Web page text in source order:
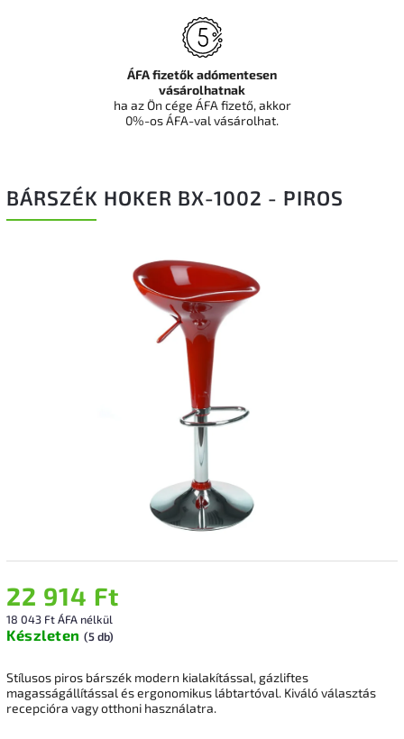
BÁRSZÉK HOKER BX-1002 - PIROS
22 914 Ft
18 043 Ft ÁFA nélkül
Készleten (5 db)
Stílusos piros bárszék modern kialakítással, gázliftes
magasságállítással és ergonomikus lábtartóval. Kiváló választás
recepcióra vagy otthoni használatra.
ÁFA fizetők adómentesen
vásárolhatnak
ha az Ön cége ÁFA fizető, akkor
0%-os ÁFA-val vásárolhat.